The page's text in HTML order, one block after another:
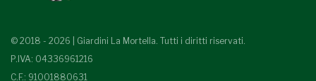
© 2018 - 2026 | Giardini La Mortella. Tutti i diritti riservati.
P.IVA: 04336961216
C.F.: 91001880631